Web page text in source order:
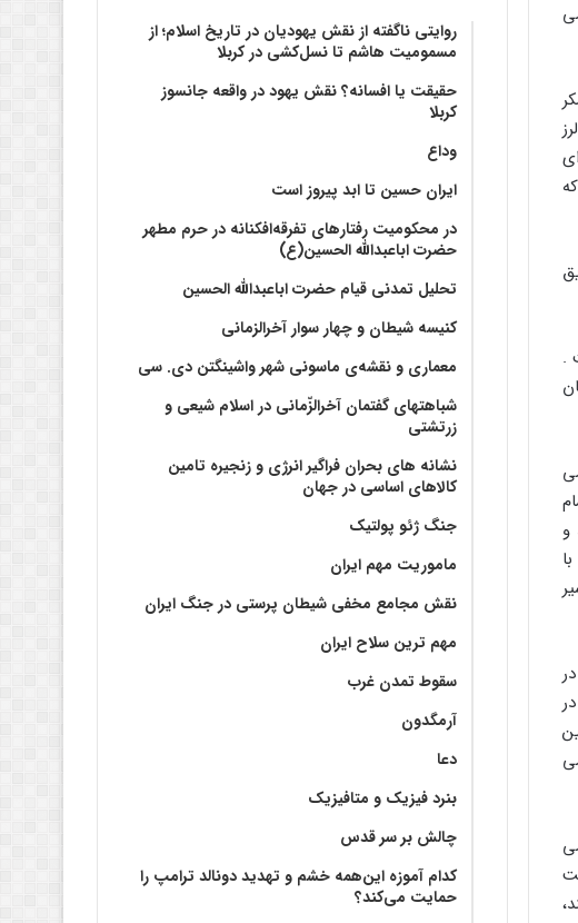
.
و
روایتی ناگفته از نقش یهودیان در تاریخ اسلام؛ از
مسمومیت هاشم تا نسل‌کشی در کربلا
حقیقت یا افسانه؟‌ نقش یهود در واقعه جانسوز
کربلا
وداع
ایران حسین تا ابد پیروز است
در محکومیت رفتارهای تفرقه‌افکنانه در حرم مطهر
حضرت اباعبدالله الحسین(ع)
تحلیل تمدنی قیام حضرت اباعبدالله الحسین
کنیسه شیطان و چهار سوار آخرالزمانی
معماری و نقشه‌ی ماسونی شهر واشينگتن دی. سی
شباهتهای گفتمان آخر‌الزّمانی در اسلام شیعی و
زرتشتی
نشانه های بحران فراگیر انرژی و زنجیره تامین
کالاهای اساسی در جهان
جنگ ژئو پولتیک
ماموریت مهم ایران
نقش مجامع مخفی شیطان پرستی در جنگ ایران
مهم ترین سلاح ایران
سقوط تمدن غرب
آرمگدون
دعا
بنرد فیزیک و متافیزیک
چالش بر سر قدس
کدام آموزه این‌همه خشم و تهدید دونالد ترامپ را
حمایت می‌کند؟